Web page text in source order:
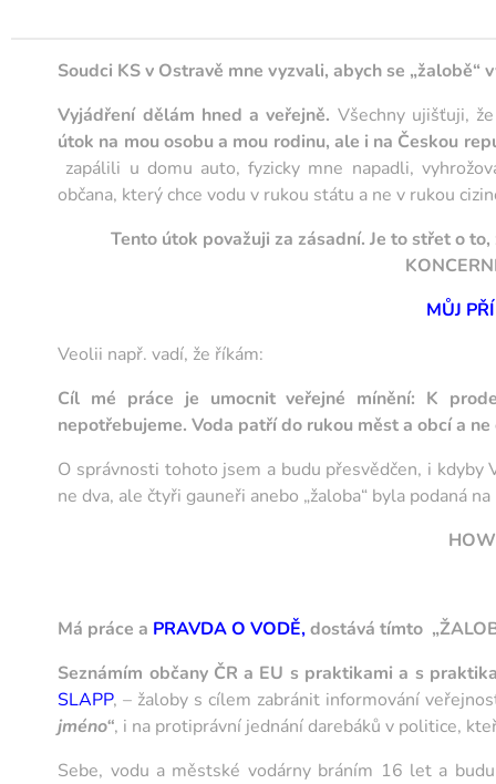
Soudci KS v Ostravě mne vyzvali, abych se „žalobě“
Vyjádření dělám hned a veřejně. Všechny ujišťuji, že
útok na mou osobu a mou rodinu, ale i na Českou
zapálili u domu auto, fyzicky mne napadli,
občana, který chce vodu v rukou státu a ne v rukou
Tento útok považuji za zásadní. Je to střet o
MŮJ
Veolii např. vadí, že říkám:
Cíl mé práce je umocnit veřejné mínění: K
nepotřebujeme. Voda patří do rukou měst a obcí a ne
O správnosti tohoto jsem a budu přesvědčen, i
ne dva, ale čtyři gauneři anebo „žaloba“ byla podaná
Má práce a PRAVDA O VODĚ,dostává tímto
Seznámím občany ČR a EU s praktikami a s
SLAPP, – žaloby s cílem zabránit informování
jméno“, i na protiprávní jednání darebáků v politice,
Sebe, vodu a městské vodárny bráním 16 let a